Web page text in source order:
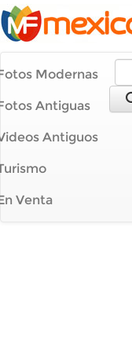
Modernas
Antiguas
Antiguos
Venta